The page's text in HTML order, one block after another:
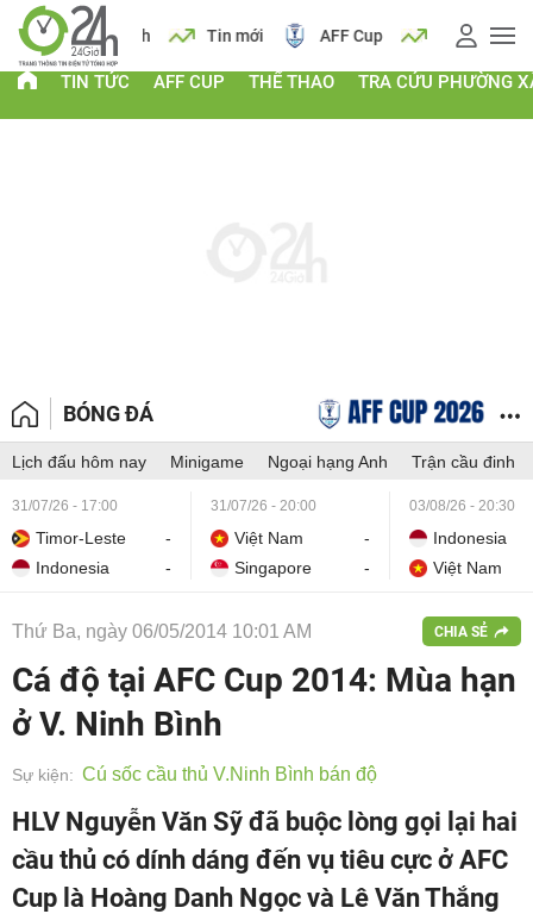
Lịch Tin mới AFF Cup Giá vàng
TIN TỨC AFF CUP THỂ THAO TRA CỨU PHƯỜNG
BÓNG ĐÁ
Lịch đấu hôm nay Minigame Ngoại hạng Anh Trận cầu đinh
31/07/26 - 17:00
Timor-Leste
-
Indonesia
-
31/07/26 - 20:00
Việt Nam
-
Singapore
-
03/08/26 - 20:30
Indonesia
Việt Nam
Thứ Ba, ngày 06/05/2014 10:01 AM CHIA SẺ
Cá độ tại AFC Cup 2014: Mùa hạn
ở V. Ninh Bình
Sự kiện: Cú sốc cầu thủ V.Ninh Bình bán độ
HLV Nguyễn Văn Sỹ đã buộc lòng gọi lại hai
cầu thủ có dính dáng đến vụ tiêu cực ở AFC
Cup là Hoàng Danh Ngọc và Lê Văn Thắng